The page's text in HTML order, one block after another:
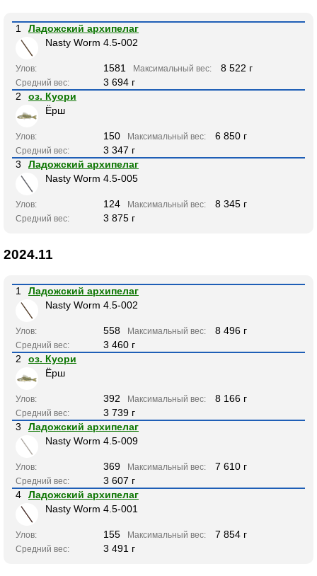
1
Ладожский архипелаг
Nasty Worm 4.5-002
Улов: 1581 Максимальный вес: 8 522 г
Средний вес:
3 694 г
2
оз. Куори
Ёрш
Улов: 150 Максимальный вес: 6 850 г
Средний вес:
3 347 г
3
Ладожский архипелаг
Nasty Worm 4.5-005
Улов: 124 Максимальный вес: 8 345 г
Средний вес: 3 875 г
2024.11
1
Ладожский архипелаг
Nasty Worm 4.5-002
Улов: 558 Максимальный вес: 8 496 г
Средний вес:
3 460 г
2
оз. Куори
Ёрш
Улов: 392 Максимальный вес: 8 166 г
Средний вес:
3 739 г
3
Ладожский архипелаг
Nasty Worm 4.5-009
Улов: 369 Максимальный вес: 7 610 г
Средний вес:
3 607 г
4
Ладожский архипелаг
Nasty Worm 4.5-001
Улов: 155 Максимальный вес: 7 854 г
Средний вес: 3 491 г